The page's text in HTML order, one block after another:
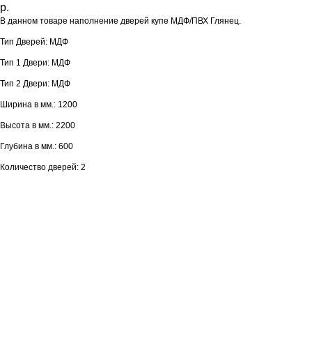
р.
В данном товаре наполнение дверей купе МДФ/ПВХ Глянец.
Тип Дверей: МДФ
Тип 1 Двери: МДФ
Тип 2 Двери: МДФ
Ширина в мм.: 1200
Высота в мм.: 2200
Глубина в мм.: 600
Количество дверей: 2